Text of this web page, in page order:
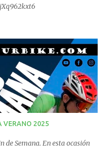
VERANO 2025
de Semana. En esta ocasión